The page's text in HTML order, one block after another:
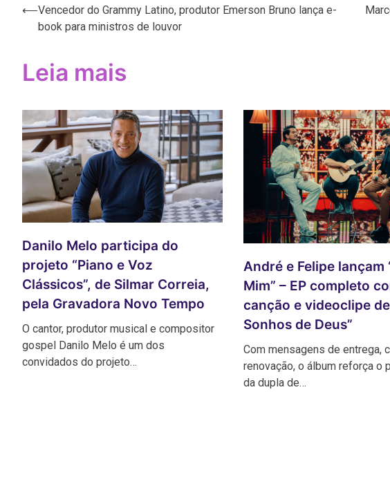
Navegação
⟵Vencedor do Grammy Latino, produtor Emerson Bruno lança e-
book para ministros de louvor
Leia mais
Danilo Melo participa do
projeto “Piano e Voz
Clássicos”, de Silmar Correia,
pela Gravadora Novo Tempo
O cantor, produtor musical e compositor
gospel Danilo Melo é um dos
convidados do projeto…
André e Felipe lançam
Mim” – EP completo
canção e videoclipe de
Sonhos de Deus”
Com mensagens de entrega,
renovação, o álbum reforça o
da dupla de…